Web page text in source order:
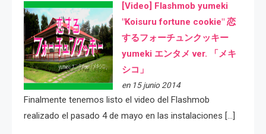
[Video] Flashmob yumeki
"Koisuru fortune cookie" 恋
するフォーチュンクッキー
yumeki エンタメ ver. 「メキ
シコ」
en 15 junio 2014
Finalmente tenemos listo el video del Flashmob
realizado el pasado 4 de mayo en las instalaciones […]